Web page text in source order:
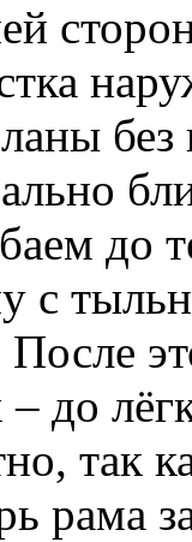
до
с
до
так
рама